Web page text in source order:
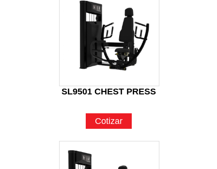
SL9501 CHEST PRESS
Cotizar